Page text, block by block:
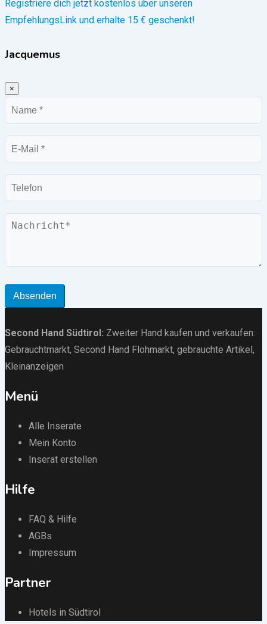
Registriere dich jetzt kostenlos über unseren
EmpfehlungsLink und erhalte 15 € geschenkt!
Jacquemus
×
Name
E-
Mail
Telefon
Nachricht
Absenden
Second Hand Südtirol : Zweiter Hand kaufen und verkaufen:
Gebrauchtmarkt, Second Hand Flohmarkt, gebrauchte Artikel ,
Kleinanzeigen
Menü
Alle Inserate
Mein Konto
Inserat erstellen
Hilfe
FAQ & Hilfe
AGBs
Impressum
Partner
Hotels in Südtirol